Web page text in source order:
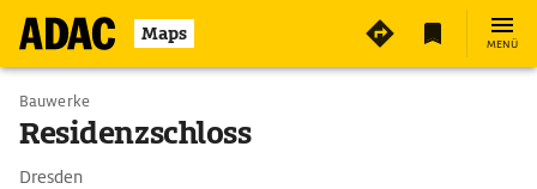
Maps MENÜ
Bauwerke
Residenzschloss
Dresden